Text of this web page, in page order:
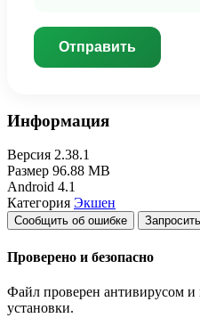
Отправить
Информация
Версия 2.38.1
Размер 96.88 MB
Android 4.1
Категория Экшен
Сообщить об ошибке
Проверено и безопасно
Файл проверен антивирусом и
установки.